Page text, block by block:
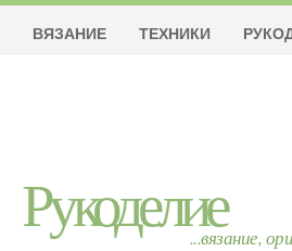
Рукоделие...вязание,
ВЯЗАНИЕ ТЕХНИКИ